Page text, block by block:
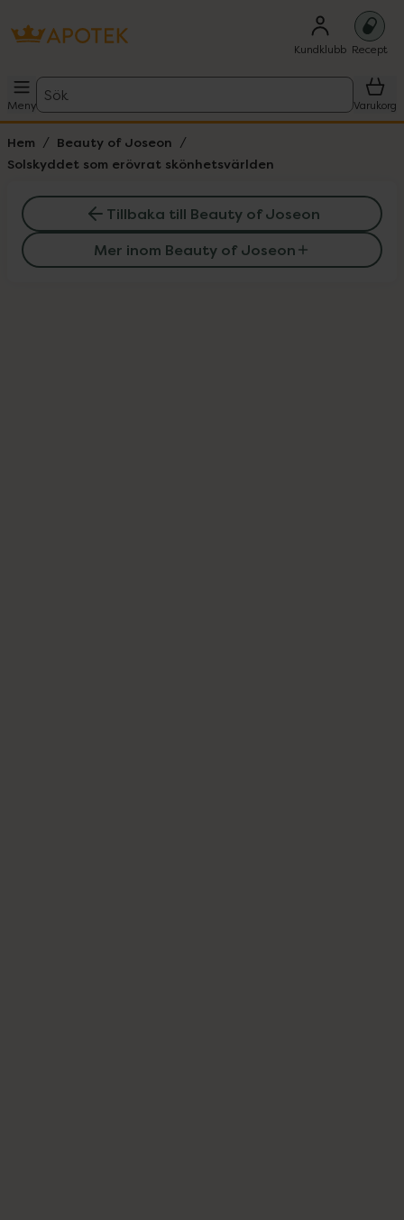
Kundklubb Recept
Meny
Sök
Varukorg
Hem
Beauty of Joseon
Solskyddet som erövrat skönhetsvärlden
Tillbaka till Beauty of Joseon
Mer inom Beauty of Joseon